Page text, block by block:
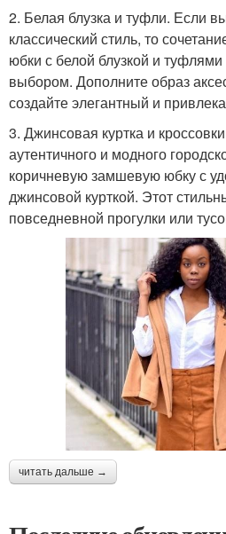
2. Белая блузка и туфли. Если
классический стиль, то
юбки с белой блузкой и
выбором. Дополните образ
создайте элегантный и
3. Джинсовая куртка и
аутентичного и модного
коричневую замшевую юбку с
джинсовой курткой. Этот
повседневной прогулки или
читать дальше →